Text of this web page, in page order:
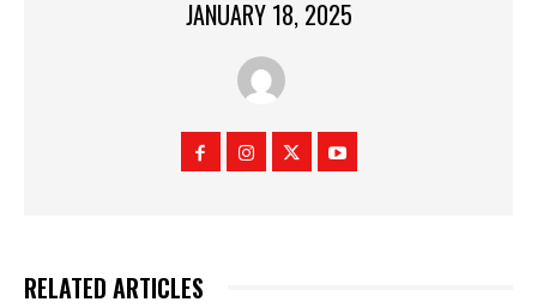
JANUARY 18, 2025
RELATED ARTICLES